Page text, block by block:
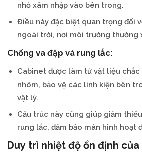
nhỏ xâm nhập vào bên trong.
Điều này đặc biệt quan trọng đối
ngoài trời, nơi môi trường thường
Chống va đập và rung lắc:
Cabinet được làm từ vật liệu
nhôm, bảo vệ các linh kiện bên
vật lý.
Cấu trúc này cũng giúp giảm
rung lắc, đảm bảo màn hình hoạt
Duy trì nhiệt độ ổn định của